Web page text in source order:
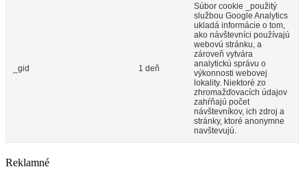
_gid 1 deň
Súbor cookie _použitý
službou Google Analytics
ukladá informácie o tom,
ako návštevníci používajú
webovú stránku, a
zároveň vytvára
analytickú správu o
výkonnosti webovej
lokality. Niektoré zo
zhromažďovacích údajov
zahŕňajú počet
návštevníkov, ich zdroj a
stránky, ktoré anonymne
navštevujú.
Reklamné